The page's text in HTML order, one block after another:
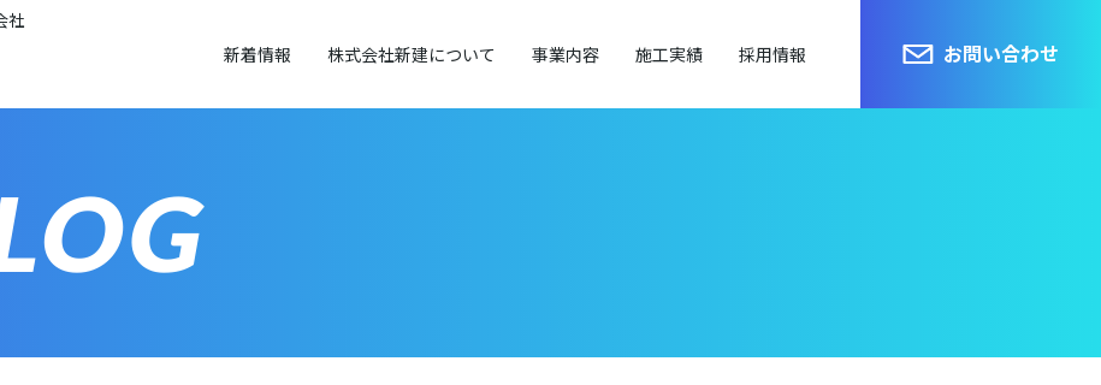
社
新着情報 株式会社新建について 事業内容 施工実績 採用情報 お問い合わせ